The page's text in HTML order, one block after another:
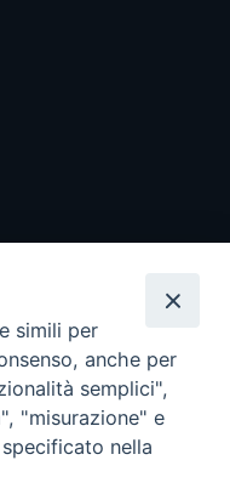
simili per
anche per
semplici",
"misurazione" e
nella